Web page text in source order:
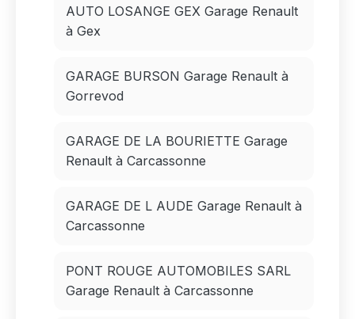
AUTO LOSANGE GEX Garage Renault
à Gex
GARAGE BURSON Garage Renault à
Gorrevod
GARAGE DE LA BOURIETTE Garage
Renault à Carcassonne
GARAGE DE L AUDE Garage Renault à
Carcassonne
PONT ROUGE AUTOMOBILES SARL
Garage Renault à Carcassonne